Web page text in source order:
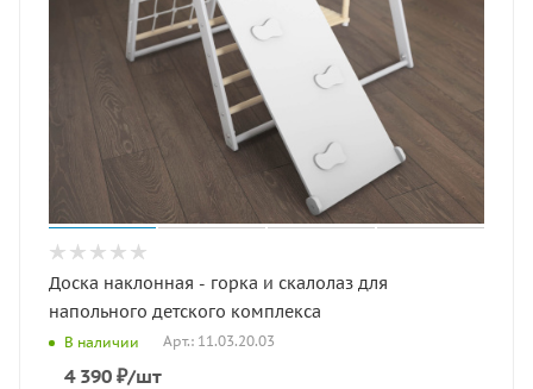
Доска наклонная - горка и скалолаз для
напольного детского комплекса
В наличии Арт.: 11.03.20.03
4 390 ₽/шт